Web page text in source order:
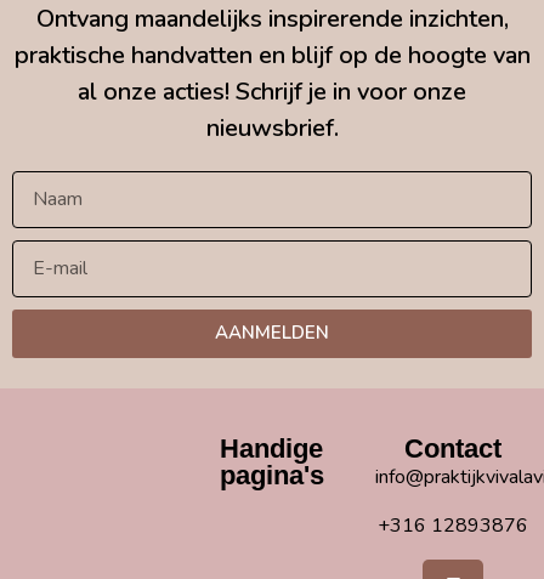
Ontvang maandelijks inspirerende inzichten,
praktische handvatten en blijf op de hoogte van
al onze acties! Schrijf je in voor onze
nieuwsbrief.
AANMELDEN
Handige
pagina's
Contact
+316 12893876